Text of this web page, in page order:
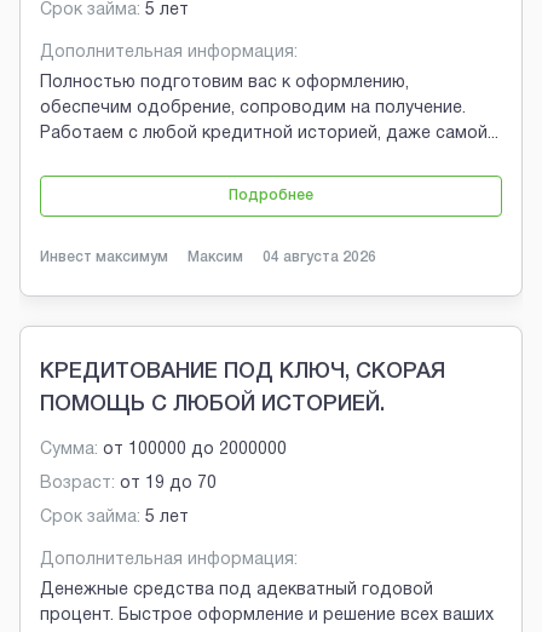
Срок займа: 5 лет
Дополнительная информация:
Полностью подготовим вас к оформлению,
обеспечим одобрение, сопроводим на получение.
Работаем с любой кредитной историей, даже самой...
Подробнее
Инвест максимум Максим 04 августа 2026
КРЕДИТОВАНИЕ ПОД КЛЮЧ, СКОРАЯ
ПОМОЩЬ С ЛЮБОЙ ИСТОРИЕЙ.
Сумма: от 100000 до 2000000
Возраст: от 19 до 70
Срок займа: 5 лет
Дополнительная информация:
Денежные средства под адекватный годовой
процент. Быстрое оформление и решение всех ваших